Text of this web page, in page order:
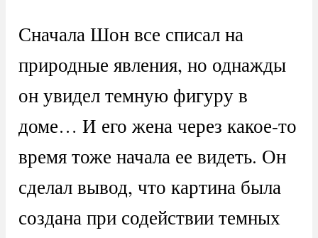
Сначала Шон все списал на
природные явления, но однажды
он увидел темную фигуру в
доме… И его жена через какое-то
время тоже начала ее видеть. Он
сделал вывод, что картина была
создана при содействии темных